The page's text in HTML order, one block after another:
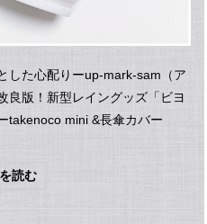
した心配りーup-mark-sam（ア
良版！新型レイングッズ「ビヨ
takenoco mini &長傘カバー
読む